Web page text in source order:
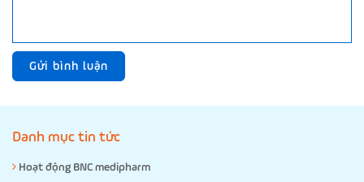
Gửi bình luận
Danh mục tin tức
Hoạt động BNC medipharm